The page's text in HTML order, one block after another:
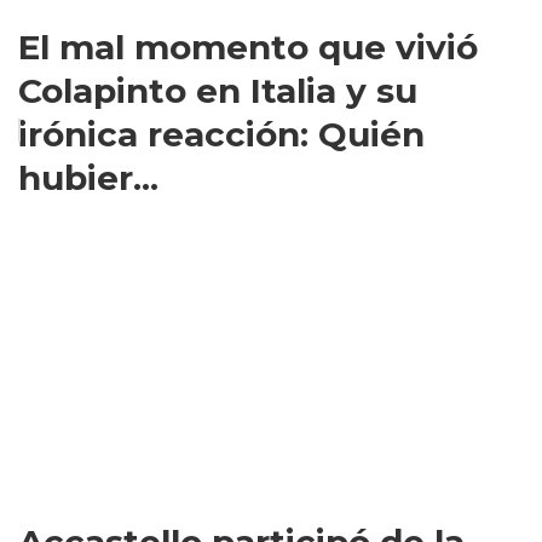
El mal momento que vivió
Colapinto en Italia y su
irónica reacción: Quién
hubier...